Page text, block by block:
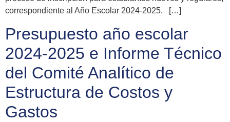
correspondiente al Año Escolar 2024-2025. […]
Presupuesto año escolar
2024-2025 e Informe Técnico
del Comité Analítico de
Estructura de Costos y
Gastos